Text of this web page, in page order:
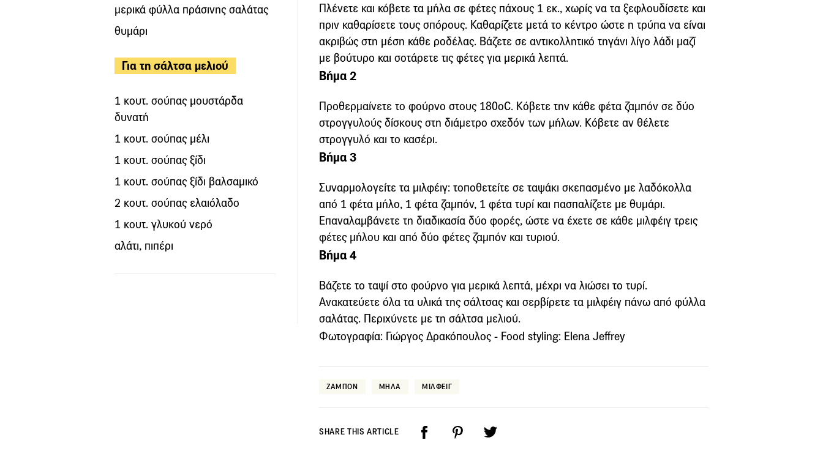
μερικά φύλλα πράσινης σαλάτας
θυμάρι
Για τη σάλτσα μελιού
1 κουτ. σούπας μουστάρδα
δυνατή
1 κουτ. σούπας μέλι
1 κουτ. σούπας ξίδι
1 κουτ. σούπας ξίδι βαλσαμικό
2 κουτ. σούπας ελαιόλαδο
1 κουτ. γλυκού νερό
αλάτι, πιπέρι
Πλένετε και κόβετε τα μήλα σε φέτες πάχους 1 εκ., χωρίς να τα ξεφλουδίσετε και
πριν καθαρίσετε τους σπόρους. Καθαρίζετε μετά το κέντρο ώστε η τρύπα να είναι
ακριβώς στη μέση κάθε ροδέλας. Βάζετε σε αντικολλητικό τηγάνι λίγο λάδι μαζί
με βούτυρο και σοτάρετε τις φέτες για μερικά λεπτά.
Βήμα 2
Προθερμαίνετε το φούρνο στους 180oC. Κόβετε την κάθε φέτα ζαμπόν σε δύο
στρογγυλούς δίσκους στη διάμετρο σχεδόν των μήλων. Κόβετε αν θέλετε
στρογγυλό και το κασέρι.
Βήμα 3
Συναρμολογείτε τα μιλφέιγ: τοποθετείτε σε ταψάκι σκεπασμένο με λαδόκολλα
από 1 φέτα μήλο, 1 φέτα ζαμπόν, 1 φέτα τυρί και πασπαλίζετε με θυμάρι.
Επαναλαμβάνετε τη διαδικασία δύο φορές, ώστε να έχετε σε κάθε μιλφέιγ τρεις
φέτες μήλου και από δύο φέτες ζαμπόν και τυριού.
Βήμα 4
Βάζετε το ταψί στο φούρνο για μερικά λεπτά, μέχρι να λιώσει το τυρί.
Ανακατεύετε όλα τα υλικά της σάλτσας και σερβίρετε τα μιλφέιγ πάνω από φύλλα
σαλάτας. Περιχύνετε με τη σάλτσα μελιού.
Φωτογραφία: Γιώργος Δρακόπουλος - Food styling: Elena Jeffrey
ΖΑΜΠΟΝ ΜΗΛΑ ΜΙΛΦΕΙΓ
SHARE THIS ARTICLE